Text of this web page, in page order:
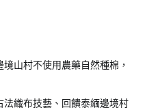
境山村不使用農藥自然種棉，
織布技藝、回饋泰緬邊境村